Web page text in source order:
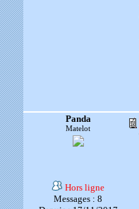
Panda
Matelot
Hors ligne
Messages : 8